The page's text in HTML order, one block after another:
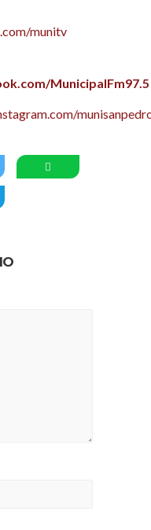
munitv
MunicipalFm97.5